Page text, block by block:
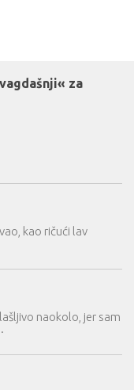
za
kao ričući lav
naokolo, jer sam